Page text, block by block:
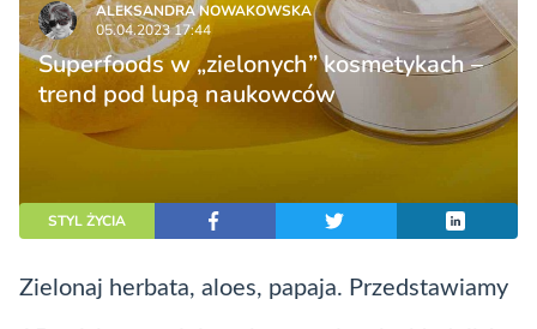
ALEKSANDRA NOWAKOWSKA
05.04.2023 17:44
Superfoods w „zielonych” kosmetykach –
trend pod lupą naukowców
STYL ŻYCIA
Zielonaj herbata, aloes, papaja. Przedstawiamy